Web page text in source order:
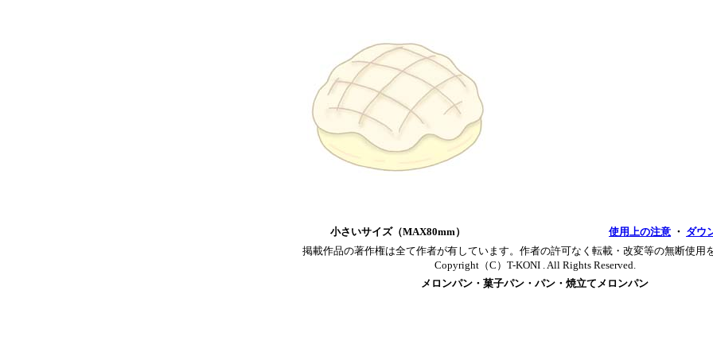
小さいサイズ（MAX80mm） 使用上の注意 ・ ダウ
掲載作品の著作権は全て作者が有しています。作者の許可なく転載・改変等の無断使用
Copyright（C）T-KONI . All Rights Reserved.
メロンパン・菓子パン・パン・焼立てメロンパン